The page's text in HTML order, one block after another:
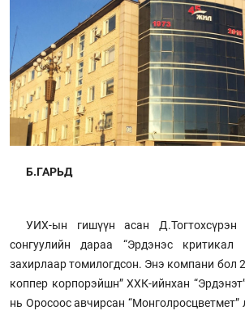
Б.ГАРЬД
УИХ-ын гишүүн асан
сонгуулийн дараа “Эрдэнэс критикал
захирлаар томилогдсон. Энэ компани бол
коппер корпорэйшн” ХХК-ийнхан
нь Оросоос авчирсан